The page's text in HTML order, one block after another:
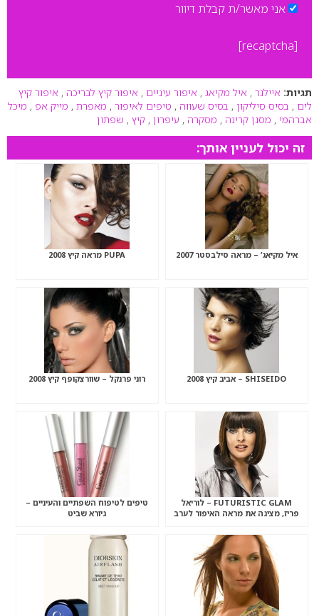
אני מאשר/ת קבלת דיוור
[recaptcha]
תגיות: איילנר , איל מקיאג , איפור עיניים , איפור קיץ לבריכה , איפור קיץ
לים , בסיס סיליקון , בסיס שעווה , טיפים לאיפור , מאפרת , מייק אפ , מיכל
אברהמי , מסנן קרינה , מסקרה , עיפרון , קיץ , שפתון
זה יכול לעניין אותך:
איל מקיאג’ – מראה סילבסטר 2007 PUPA מראה קיץ 2008
SHISEIDO – אביב קיץ 2008 רוני פרנקל – שוורצקופף קיץ 2008
FUTURISTIC GLAM – לוריאל
פריז, מציגה את מראה האיפור לערב
טיפים לטיפוח השפתיים והעיניים –
גיורא שביט